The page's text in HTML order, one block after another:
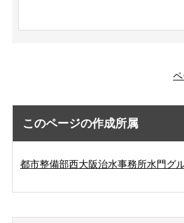
このページの作成所属
都市整備部西大阪治水事務所水門グ